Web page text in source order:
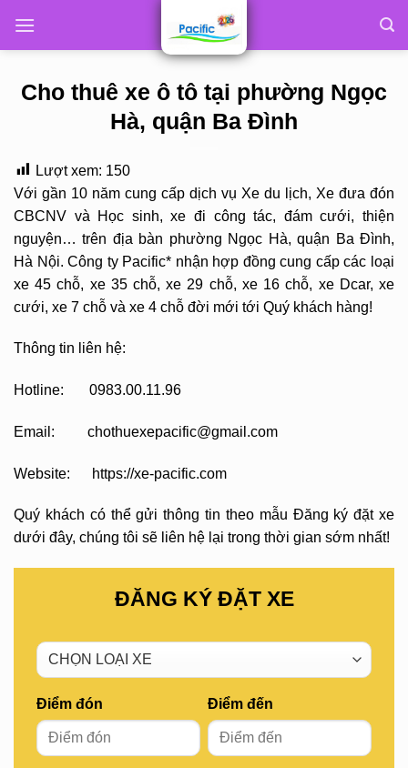
Cho thuê xe ô tô tại phường Ngọc
Hà, quận Ba Đình
Lượt xem: 150
Với gần 10 năm cung cấp dịch vụ Xe du lịch, Xe đưa đón
CBCNV và Học sinh, xe đi công tác, đám cưới, thiện
nguyện… trên địa bàn phường Ngọc Hà, quận Ba Đình,
Hà Nội. Công ty Pacific* nhận hợp đồng cung cấp các loại
xe 45 chỗ, xe 35 chỗ, xe 29 chỗ, xe 16 chỗ, xe Dcar, xe
cưới, xe 7 chỗ và xe 4 chỗ đời mới tới Quý khách hàng!
Thông tin liên hệ:
Hotline: 0983.00.11.96
Email: chothuexepacific@gmail.com
Website: https://xe-pacific.com
Quý khách có thể gửi thông tin theo mẫu Đăng ký đặt xe
dưới đây, chúng tôi sẽ liên hệ lại trong thời gian sớm nhất!
ĐĂNG KÝ ĐẶT XE
Điểm đón Điểm đến